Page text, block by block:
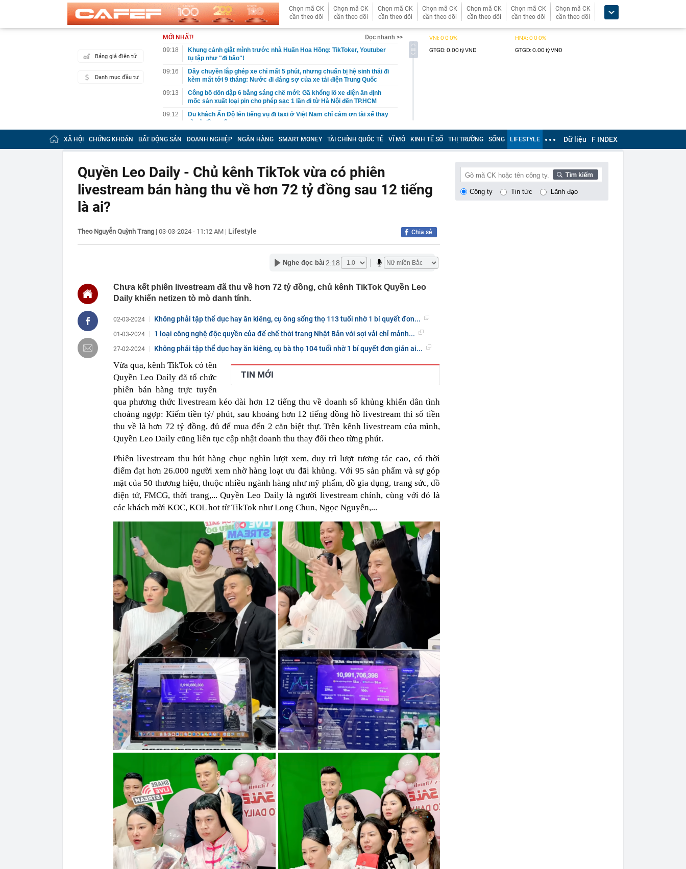
Chọn mã CK
cần theo dõi
Chọn mã CK
cần theo dõi
Chọn mã CK
cần theo dõi
Chọn mã CK
cần theo dõi
Chọn mã CK
cần theo dõi
Chọn mã CK
cần theo dõi
Chọn mã CK
cần theo dõi
Bảng giá điện tử
Danh mục đầu tư
MỚI NHẤT!
Đọc nhanh >>
09:18
Khung cảnh giật mình trước nhà Huấn Hoa Hồng: TikToker, Youtuber
tụ tập như "đi bão"!
09:16
Dây chuyền lắp ghép xe chỉ mất 5 phút, nhưng chuẩn bị hệ sinh thái đi
kèm mất tới 9 tháng: Nước đi đáng sợ của xe tải điện Trung Quốc
09:13
Công bố dồn dập 6 bằng sáng chế mới: Gã khổng lồ xe điện ấn định
mốc sản xuất loại pin cho phép sạc 1 lần đi từ Hà Nội đến TP.HCM
09:12
Du khách Ấn Độ lên tiếng vụ đi taxi ở Việt Nam chỉ cảm ơn tài xế thay
vì trả tiền cuốc xe
09:12
50 tuổi vẫn trẻ như tuổi 30, Thư Kỳ tiết lộ cách ăn uống giúp giữ dáng:
Sau tuổi 40, muốn giảm cân thì đừng mắc sai lầm này
dựng chỉ loạt tồn tại
09:10
Đặc khu lớn nhất Việt Nam sắp xuất hiện một công trình cạnh sân bay
quy mô hàng đầu, phục vụ tới 50 triệu hành khách
09:08
Chủ tịch Fed phát tín hiệu quan trọng về lãi suất đến thị trường
camera giám sát trong tháng 7
09:00
Tâm lý thực sự của những người siêu giàu
giới, rộng gấp 45 lần sân Mỹ Đình
08:52
VIB One Card: Một chiếc thẻ cho mọi giai đoạn tài chính
08:50
Lý do nhà vệ sinh thường nằm ở ngoài rìa công viên?
08:47
Thông báo quan trọng đến tất cả người dùng VNeID
08:44
Vì sao nhiều gia đình không còn đặt bồn rửa trong phòng tắm? Hóa ra
08:42
Chi phí xây nhà mái Nhật 1 tầng 3 phòng ngủ 100m² bao nhiêu?
XÃ HỘI CHỨNG KHOÁN BẤT ĐỘNG SẢN DOANH NGHIỆP NGÂN HÀNG SMART MONEY TÀI CHÍNH QUỐC TẾ VĨ MÔ KINH TẾ SỐ THỊ TRƯỜNG SỐNG LIFESTYLE Dữ liệu F INDEX
Quyền Leo Daily - Chủ kênh TikTok vừa có phiên
livestream bán hàng thu về hơn 72 tỷ đồng sau 12 tiếng
là ai?
Theo Nguyễn Quỳnh Trang | 03-03-2024 - 11:12 AM | Lifestyle Chia sẻ
Nghe đọc bài 2:18
Chưa kết phiên livestream đã thu về hơn 72 tỷ đồng, chủ kênh TikTok Quyền Leo
Daily khiến netizen tò mò danh tính.
02-03-2024 Không phải tập thể dục hay ăn kiêng, cụ ông sống thọ 113 tuổi nhờ 1 bí quyết đơn...
01-03-2024 1 loại công nghệ độc quyền của đế chế thời trang Nhật Bản với sợi vải chỉ mảnh...
27-02-2024 Không phải tập thể dục hay ăn kiêng, cụ bà thọ 104 tuổi nhờ 1 bí quyết đơn giản ai...
TIN MỚI
Vừa qua, kênh TikTok có tên
Quyền Leo Daily đã tổ chức
phiên bán hàng trực tuyến
qua phương thức livestream kéo dài hơn 12 tiếng thu về doanh số khủng khiến dân tình
choáng ngợp: Kiếm tiền tỷ/ phút, sau khoảng hơn 12 tiếng đồng hồ livestream thì số tiền
thu về là hơn 72 tỷ đồng, đủ để mua đến 2 căn biệt thự. Trên kênh livestream của mình,
Quyền Leo Daily cũng liên tục cập nhật doanh thu thay đổi theo từng phút.
Phiên livestream thu hút hàng chục nghìn lượt xem, duy trì lượt tương tác cao, có thời
điểm đạt hơn 26.000 người xem nhờ hàng loạt ưu đãi khủng. Với 95 sản phẩm và sự góp
mặt của 50 thương hiệu, thuộc nhiều ngành hàng như mỹ phẩm, đồ gia dụng, trang sức, đồ
điện tử, FMCG, thời trang,... Quyền Leo Daily là người livestream chính, cùng với đó là
các khách mời KOC, KOL hot từ TikTok như Long Chun, Ngọc Nguyễn,...
Công ty Tin tức Lãnh đạo